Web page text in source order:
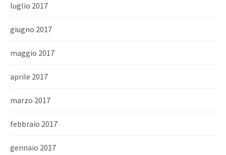
luglio 2017
giugno 2017
maggio 2017
aprile 2017
marzo 2017
febbraio 2017
gennaio 2017